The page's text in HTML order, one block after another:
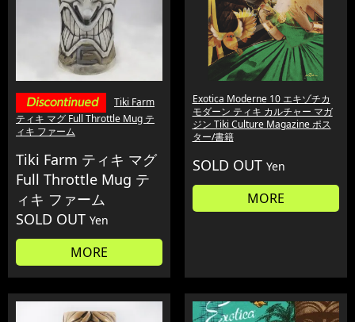
Tiki Farm
ティキ マグ Full Throttle Mug テ
ィキ ファーム
Tiki Farm ティキ マグ
Full Throttle Mug テ
ィキ ファーム
SOLD OUT Yen
MORE
Exotica Moderne 10 エキゾチカ
モダーン ティキ カルチャー マガ
ジン Tiki Culture Magazine ポス
ター/書籍
SOLD OUT Yen
MORE